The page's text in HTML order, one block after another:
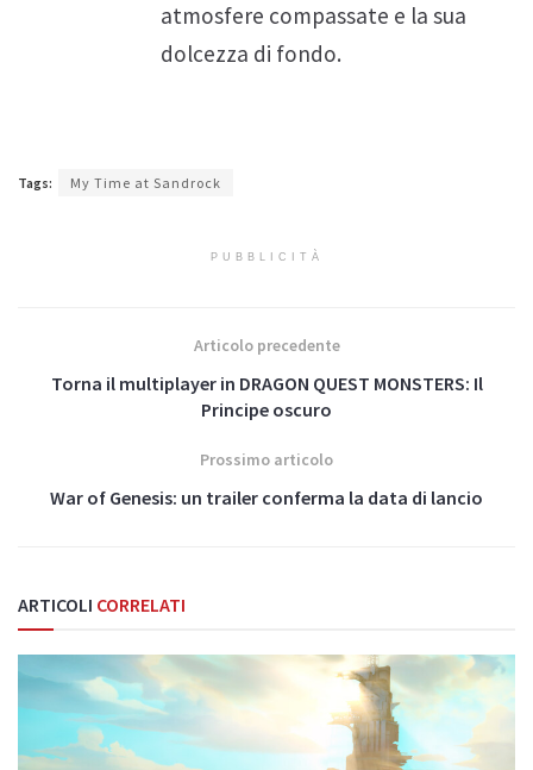
atmosfere compassate e la sua
dolcezza di fondo.
Tags: My Time at Sandrock
PUBBLICITÀ
Articolo precedente
Torna il multiplayer in DRAGON QUEST MONSTERS: Il
Principe oscuro
Prossimo articolo
War of Genesis: un trailer conferma la data di lancio
ARTICOLI CORRELATI